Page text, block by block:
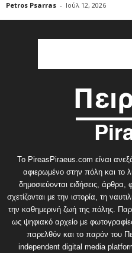
Petros Psarras - Ιούλ 12, 2026
Το PireasPiraeus.com είναι
αφιερωμένο στην πόλη και το
δημοσιεύονται ειδήσεις, άρθρα,
σχετίζονται με την ιστορία, τη
την καθημερινή ζωή της πόλης.
ως ψηφιακό αρχείο με
παρελθόν και το παρόν του
independent digital media